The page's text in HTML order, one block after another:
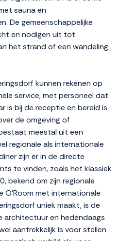
sauna en
De gemeenschappelijke
en nodigen uit tot
het strand of een wandeling
kunnen rekenen op
service, met personeel dat
is bij de receptie en bereid is
de omgeving of
meestal uit een
regionale als internationale
zijn er in de directe
te vinden, zoals het klassiek
bekend om zijn regionale
O'Room met internationale
uniek maakt, is de
architectuur en hedendaags
aantrekkelijk is voor stellen